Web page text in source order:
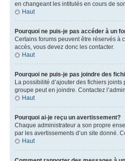
en changeant les intitulés en cours de
Haut
Pourquoi ne puis-je pas accéder à un
Certains forums peuvent être réservés à
accès, vous devez donc les contacter.
Haut
Pourquoi ne puis-je pas joindre des
La possibilité d’ajouter des fichiers
groupe peut en joindre. Contactez
Haut
Pourquoi ai-je reçu un avertissement?
Chaque administrateur a son propre
par les avertissements d’un site donné.
Haut